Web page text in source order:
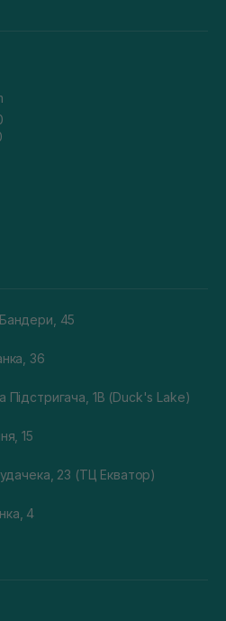
45
36
Підстригача, 1В (Duck's Lake)
15
23 (ТЦ Екватор)
4